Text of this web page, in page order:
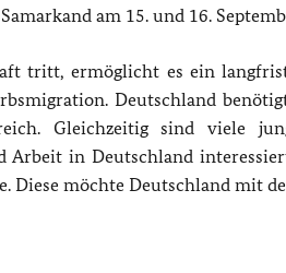
am 15. und 16.
tritt, ermöglicht es ein
Deutschland
Gleichzeitig sind viele
in Deutschland
Diese möchte Deutschland mit